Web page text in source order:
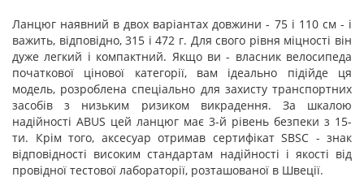
Ланцюг наявний в двох варіантах довжини - 75 і 110 см - і
важить, відповідно, 315 і 472 г. Для свого рівня міцності він
дуже легкий і компактний. Якщо ви - власник велосипеда
початкової цінової категорії, вам ідеально підійде ця
модель, розроблена спеціально для захисту транспортних
засобів з низьким ризиком викрадення. За шкалою
надійності ABUS цей ланцюг має 3-й рівень безпеки з 15-
ти. Крім того, аксесуар отримав сертифікат SBSC - знак
відповідності високим стандартам надійності і якості від
провідної тестової лабораторії, розташованої в Швеції.